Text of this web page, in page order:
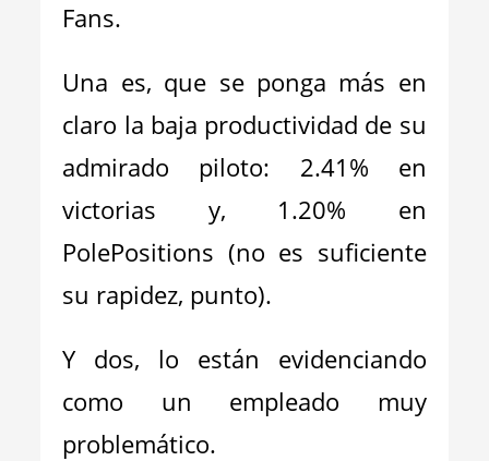
Fans.
Una es, que se ponga más en
claro la baja productividad de su
admirado piloto: 2.41% en
victorias y, 1.20% en
PolePositions (no es suficiente
su rapidez, punto).
Y dos, lo están evidenciando
como un empleado muy
problemático.